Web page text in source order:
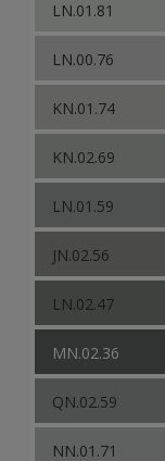
LN.01.81
LN.00.76
KN.01.74
KN.02.69
LN.01.59
JN.02.56
LN.02.47
MN.02.36
QN.02.59
NN.01.71